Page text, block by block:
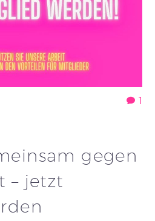
1
gegen
– jetzt